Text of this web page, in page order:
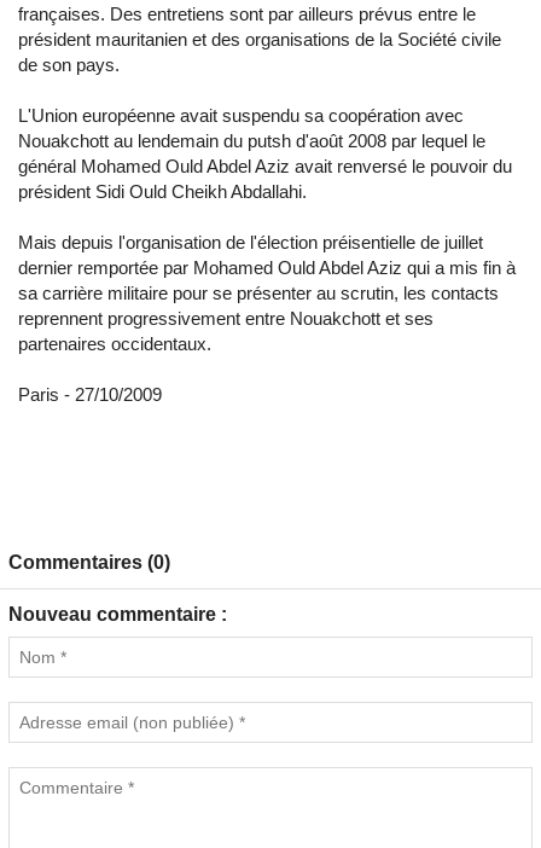
françaises. Des entretiens sont par ailleurs prévus entre le
président mauritanien et des organisations de la Société civile
de son pays.
L'Union européenne avait suspendu sa coopération avec
Nouakchott au lendemain du putsh d'août 2008 par lequel le
général Mohamed Ould Abdel Aziz avait renversé le pouvoir du
président Sidi Ould Cheikh Abdallahi.
Mais depuis l'organisation de l'élection préisentielle de juillet
dernier remportée par Mohamed Ould Abdel Aziz qui a mis fin à
sa carrière militaire pour se présenter au scrutin, les contacts
reprennent progressivement entre Nouakchott et ses
partenaires occidentaux.
Paris - 27/10/2009
Commentaires (0)
Nouveau commentaire :